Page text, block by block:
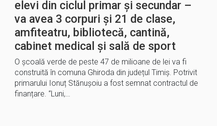
elevi din ciclul primar și secundar –
va avea 3 corpuri și 21 de clase,
amfiteatru, bibliotecă, cantină,
cabinet medical și sală de sport
O școală verde de peste 47 de milioane de lei va fi
construită în comuna Ghiroda din județul Timiș. Potrivit
primarului Ionuț Stănușoiu a fost semnat contractul de
finanțare. “Luni,…